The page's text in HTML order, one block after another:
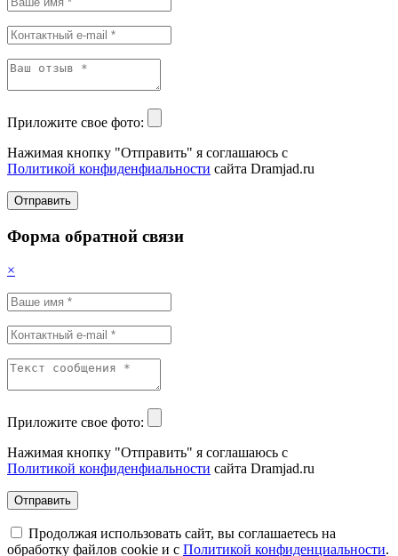
Приложите свое фото:
Нажимая кнопку "Отправить" я соглашаюсь с
Политикой конфиденфиальности сайта Dramjad.ru
Отправить
Форма обратной связи
×
Приложите свое фото:
Нажимая кнопку "Отправить" я соглашаюсь с
Политикой конфиденфиальности сайта Dramjad.ru
Отправить
Продолжая использовать сайт, вы соглашаетесь на
обработку файлов cookie и с Политикой конфиденциальности.